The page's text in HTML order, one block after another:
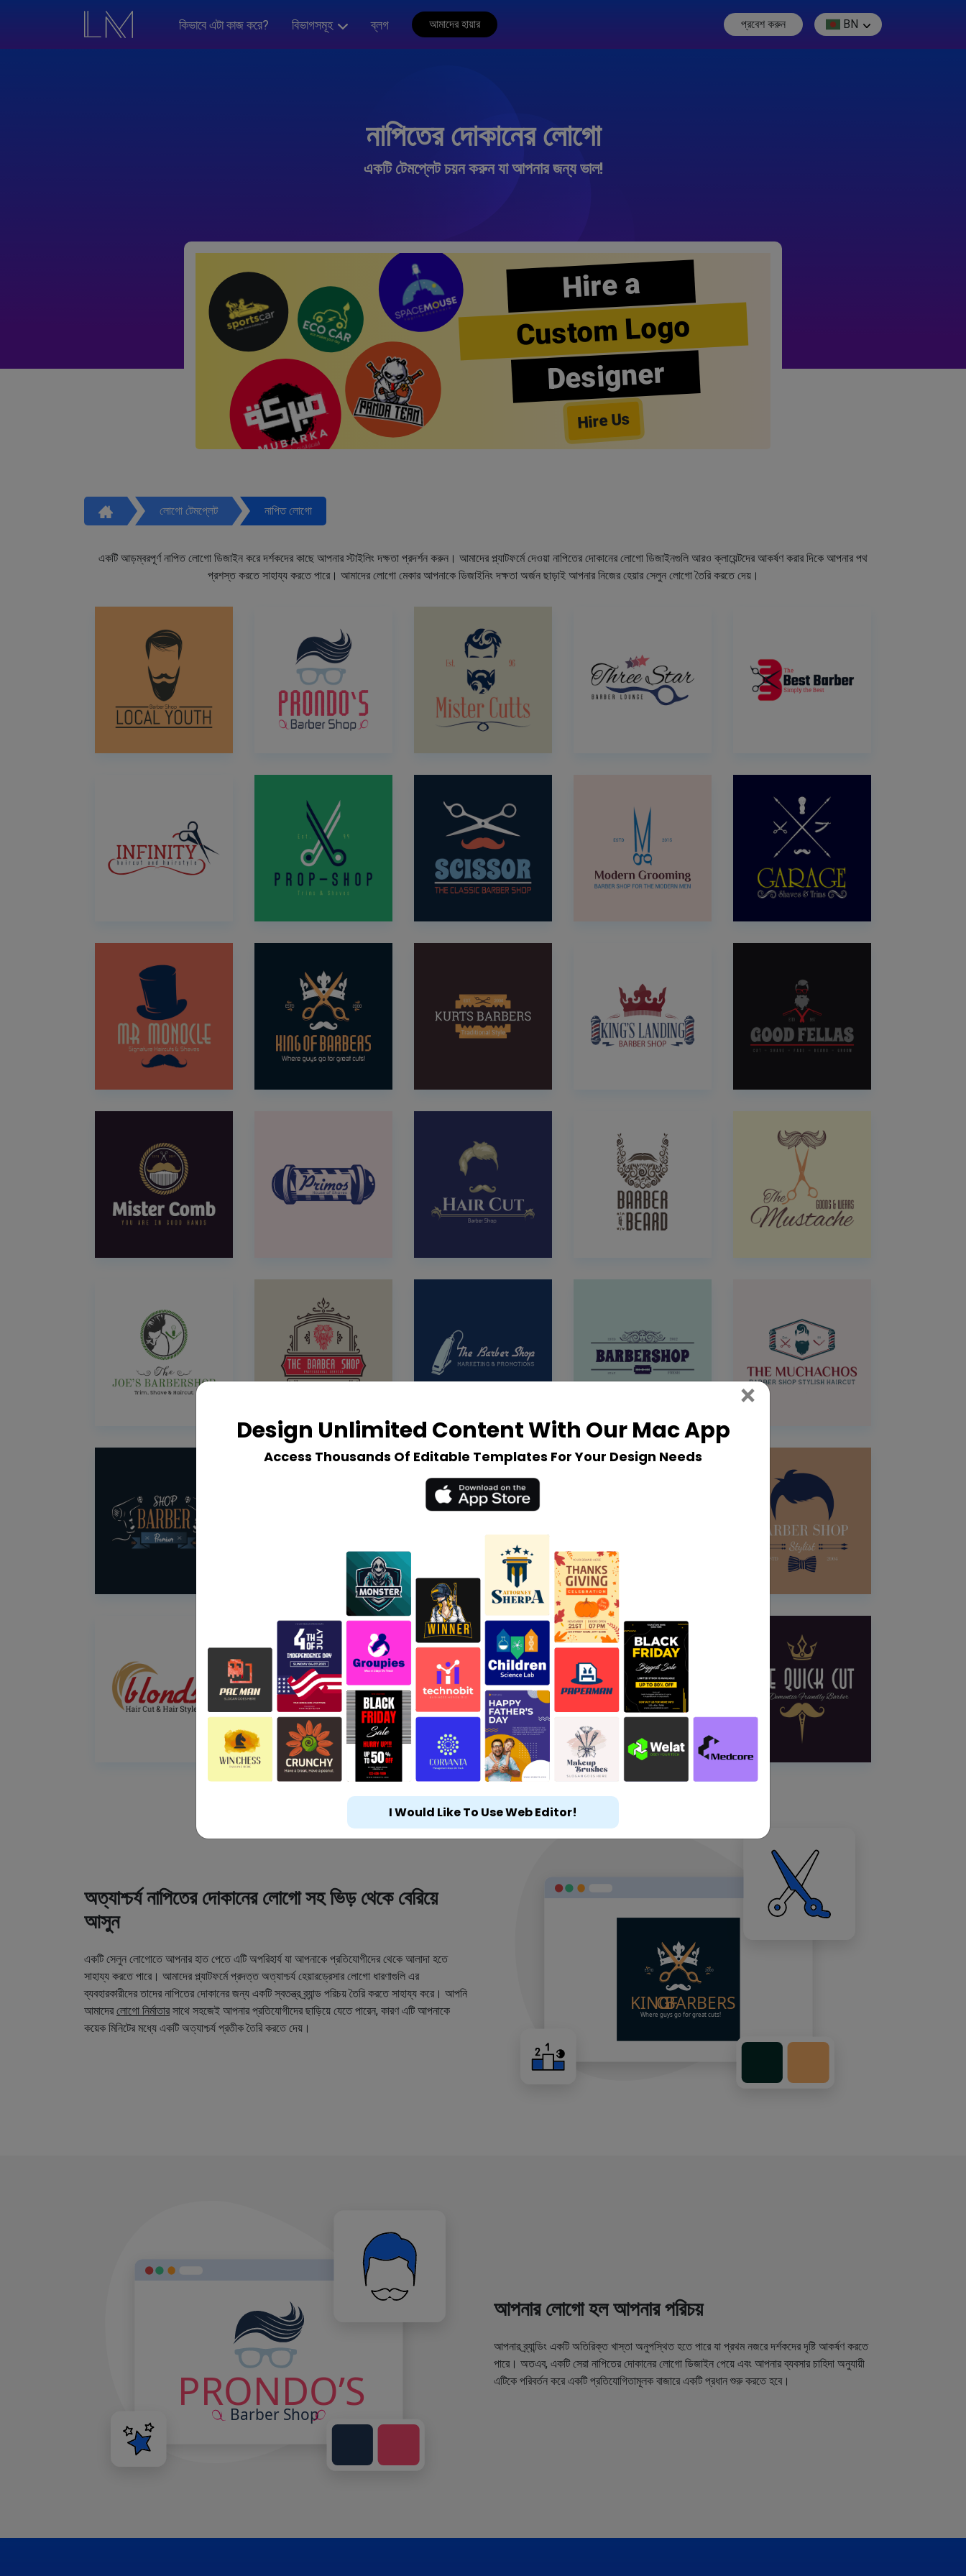
কিভাবে এটা কাজ করে? বিভাগসমূহ ব্লগ আমাদের হায়ার প্রবেশ করুন BN
নাপিতের দোকানের লোগো
একটি টেমপ্লেট চয়ন করুন যা আপনার জন্য ভাল!
Hire a
Custom Logo
Designer
Hire Us
লোগো টেমপ্লেট নাপিত লোগো
একটি আড়ম্বরপূর্ণ নাপিত লোগো ডিজাইন করে দর্শকদের কাছে আপনার স্টাইলিং দক্ষতা প্রদর্শন করুন। আমাদের প্ল্যাটফর্মে দেওয়া নাপিতের দোকানের লোগো ডিজাইনগুলি আরও ক্লায়েন্টদের আকর্ষণ করার দিকে আপনার পথ
প্রশস্ত করতে সাহায্য করতে পারে। আমাদের লোগো মেকার আপনাকে ডিজাইনিং দক্ষতা অর্জন ছাড়াই আপনার নিজের হেয়ার সেলুন লোগো তৈরি করতে দেয়।
অত্যাশ্চর্য নাপিতের দোকানের লোগো সহ ভিড় থেকে বেরিয়ে
আসুন
একটি সেলুন লোগোতে আপনার হাত পেতে এটি অপরিহার্য যা আপনাকে প্রতিযোগীদের থেকে আলাদা হতে
সাহায্য করতে পারে। আমাদের প্ল্যাটফর্মে প্রদত্ত অত্যাশ্চর্য হেয়ারড্রেসার লোগো ধারণাগুলি এর
ব্যবহারকারীদের তাদের নাপিতের দোকানের জন্য একটি স্বতন্ত্র ব্র্যান্ড পরিচয় তৈরি করতে সাহায্য করে। আপনি
আমাদেরলোগো নির্মাতারসাথে সহজেই আপনার প্রতিযোগীদের ছাড়িয়ে যেতে পারেন, কারণ এটি আপনাকে
কয়েক মিনিটের মধ্যে একটি অত্যাশ্চর্য প্রতীক তৈরি করতে দেয়।
আপনার লোগো হল আপনার পরিচয়
আপনার ব্র্যান্ডিং একটি অতিরিক্ত খাস্তা অনুপস্থিত হতে পারে যা প্রথম নজরে দর্শকদের দৃষ্টি আকর্ষণ করতে
পারে। অতএব, একটি সেরা নাপিতের দোকানের লোগো ডিজাইন পেয়ে এবং আপনার ব্যবসার চাহিদা অনুযায়ী
এটিকে পরিবর্তন করে একটি প্রতিযোগিতামূলক বাজারে একটি প্রধান শুরু করতে হবে।
Design Unlimited Content With Our Mac App
Access Thousands Of Editable Templates For Your Design Needs
× Close
I Would Like To Use Web Editor!